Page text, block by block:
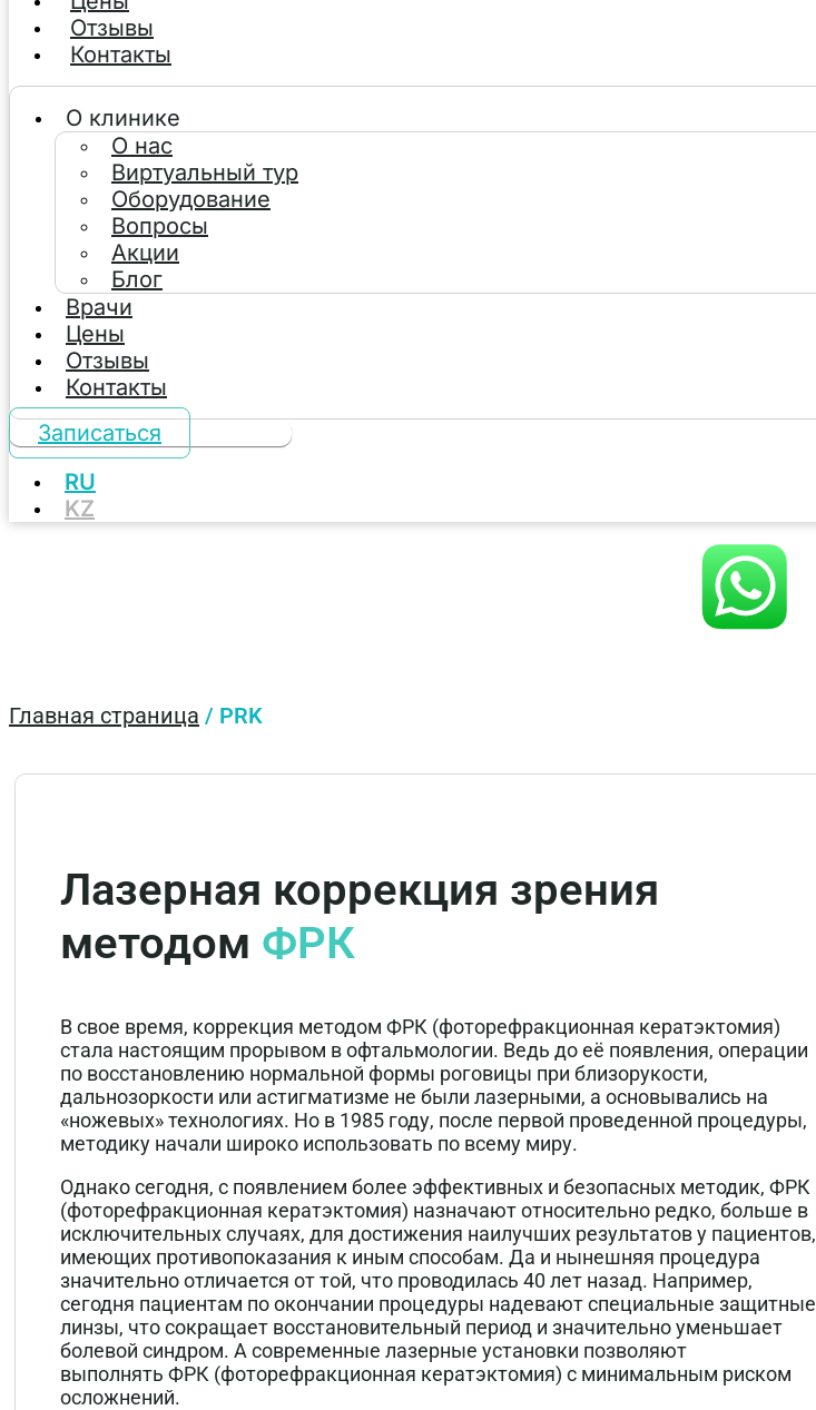
Отзывы
Контакты
О клинике
О нас
Виртуальный тур
Оборудование
Вопросы
Акции
Блог
Врачи
Цены
Отзывы
Контакты
Записаться
RU
KZ
Главная страница / PRK
Лазерная коррекция зрения
методом ФРК
В свое время, коррекция методом ФРК (фоторефракционная кератэктомия)
стала настоящим прорывом в офтальмологии. Ведь до её появления, операции
по восстановлению нормальной формы роговицы при близорукости,
дальнозоркости или астигматизме не были лазерными, а основывались на
«ножевых» технологиях. Но в 1985 году, после первой проведенной процедуры,
методику начали широко использовать по всему миру.
Однако сегодня, с появлением более эффективных и безопасных методик, ФРК
(фоторефракционная кератэктомия) назначают относительно редко, больше в
исключительных случаях, для достижения наилучших результатов у пациентов,
имеющих противопоказания к иным способам. Да и нынешняя процедура
значительно отличается от той, что проводилась 40 лет назад. Например,
сегодня пациентам по окончании процедуры надевают специальные защитные
линзы, что сокращает восстановительный период и значительно уменьшает
болевой синдром. А современные лазерные установки позволяют
выполнять ФРК (фоторефракционная кератэктомия) с минимальным риском
осложнений.